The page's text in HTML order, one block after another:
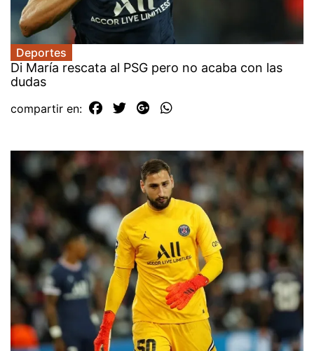
Deportes
Di María rescata al PSG pero no acaba con las
dudas
compartir en: